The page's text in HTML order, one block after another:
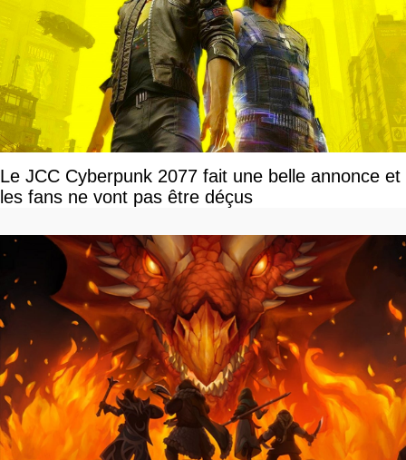
Le JCC Cyberpunk 2077 fait une belle annonce et
les fans ne vont pas être déçus